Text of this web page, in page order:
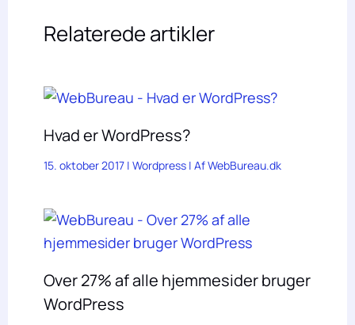
Relaterede artikler
Hvad er WordPress?
15. oktober 2017 | Wordpress| AfWebBureau.dk
Over 27% af alle hjemmesider bruger
WordPress